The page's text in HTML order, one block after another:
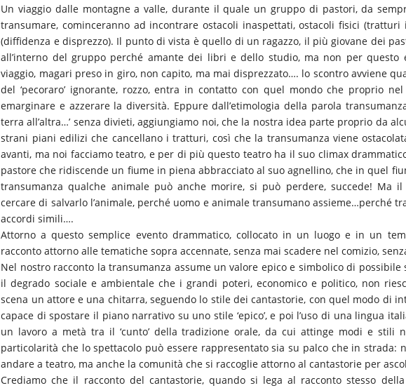
Un viaggio dalle montagne a valle, durante il quale un gruppo di pastori, da
transumare, cominceranno ad incontrare ostacoli inaspettati, ostacoli fisici
(diffidenza e disprezzo). Il punto di vista è quello di un ragazzo, il più giovane dei
all’interno del gruppo perché amante dei libri e dello studio, ma non per questo
viaggio, magari preso in giro, non capito, ma mai disprezzato…. lo scontro avviene
del ‘pecoraro’ ignorante, rozzo, entra in contatto con quel mondo che proprio
emarginare e azzerare la diversità. Eppure dall’etimologia della parola
terra all’altra…’ senza divieti, aggiungiamo noi, che la nostra idea parte proprio da
strani piani edilizi che cancellano i tratturi, così che la transumanza viene
avanti, ma noi facciamo teatro, e per di più questo teatro ha il suo climax
pastore che ridiscende un fiume in piena abbracciato al suo agnellino, che in quel
transumanza qualche animale può anche morire, si può perdere, succede! Ma
cercare di salvarlo l’animale, perché uomo e animale transumano assieme…perché
accordi simili….
Attorno a questo semplice evento drammatico, collocato in un luogo e in un
racconto attorno alle tematiche sopra accennate, senza mai scadere nel comizio,
Nel nostro racconto la transumanza assume un valore epico e simbolico di
il degrado sociale e ambientale che i grandi poteri, economico e politico, non
scena un attore e una chitarra, seguendo lo stile dei cantastorie, con quel modo di
capace di spostare il piano narrativo su uno stile ‘epico’, e poi l’uso di una lingua
un lavoro a metà tra il ‘cunto’ della tradizione orale, da cui attinge modi e stili
particolarità che lo spettacolo può essere rappresentato sia su palco che in strada:
andare a teatro, ma anche la comunità che si raccoglie attorno al cantastorie per
Crediamo che il racconto del cantastorie, quando si lega al racconto stesso